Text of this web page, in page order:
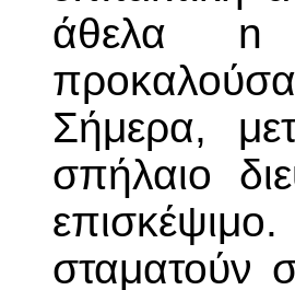
άθελα n
Σήμερα,
σπήλαιο
σταματούν